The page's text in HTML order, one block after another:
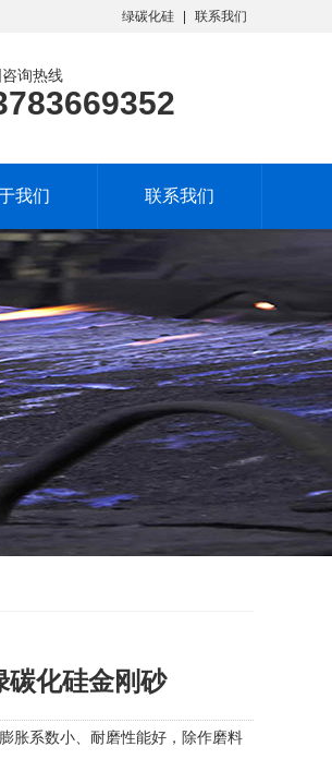
绿碳化硅 联系我们
询热线
我们 联系我们
碳化硅金刚砂
胀系数小、耐磨性能好，除作磨料